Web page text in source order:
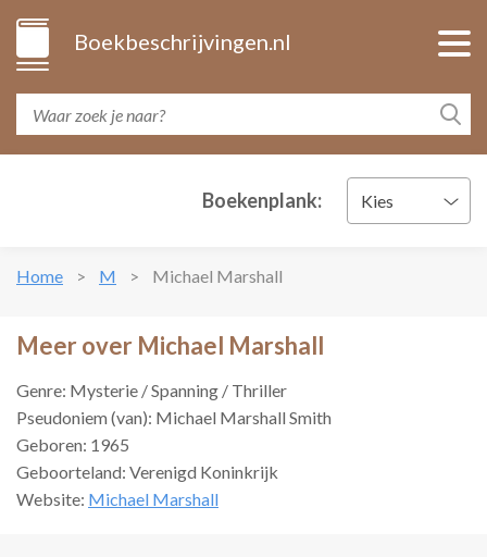
Boekbeschrijvingen.nl
Boekenplank: Kies
Home M Michael Marshall
Meer over Michael Marshall
Genre: Mysterie / Spanning / Thriller
Pseudoniem (van): Michael Marshall Smith
Geboren: 1965
Geboorteland: Verenigd Koninkrijk
Website: Michael Marshall